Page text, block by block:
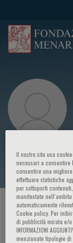
Jana
HOME PAGE /
Il nostro sito usa
necessari a consentire
consentire una
effettuare statistiche
per sottoporti
manifestate
automaticamente
Cookie policy. Per
di pubblicità mirata e/
INFORMAZIONI
menzionate tipologie di